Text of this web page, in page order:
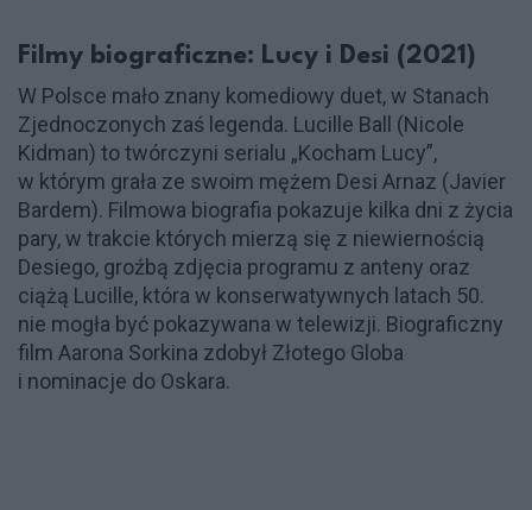
Filmy biograficzne: Lucy i Desi (2021)
W Polsce mało znany komediowy duet, w Stanach
Zjednoczonych zaś legenda. Lucille Ball (Nicole
Kidman) to twórczyni serialu „Kocham Lucy”,
w którym grała ze swoim mężem Desi Arnaz (Javier
Bardem). Filmowa biografia pokazuje kilka dni z życia
pary, w trakcie których mierzą się z niewiernością
Desiego, groźbą zdjęcia programu z anteny oraz
ciążą Lucille, która w konserwatywnych latach 50.
nie mogła być pokazywana w telewizji. Biograficzny
film Aarona Sorkina zdobył Złotego Globa
i nominacje do Oskara.